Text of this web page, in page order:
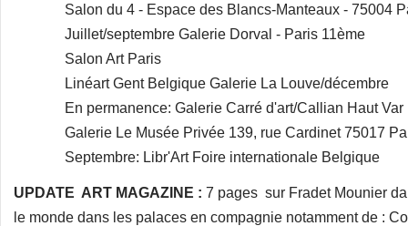
Salon du 4 - Espace des Blancs-Manteaux - 75004
Juillet/septembre Galerie Dorval - Paris 11ème
Salon Art Paris
Linéart Gent Belgique Galerie La Louve/décembre
En permanence: Galerie Carré d'art/Callian Haut Var
Galerie Le Musée Privée 139, rue Cardinet 75017
Septembre: Libr'Art Foire internationale Belgique
UPDATE ART MAGAZINE : 7 pages sur Fradet Mounier
le monde dans les palaces en compagnie notamment de :